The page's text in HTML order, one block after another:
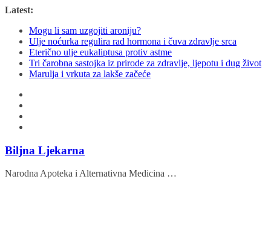
Skip
content
Latest:
Mogu li sam uzgojiti aroniju?
Ulje noćurka regulira rad hormona i čuva zdravlje srca
Eterično ulje eukaliptusa protiv astme
Tri čarobna sastojka iz prirode za zdravlje, ljepotu i dug život
Marulja i vrkuta za lakše začeće
Biljna Ljekarna
Narodna Apoteka i Alternativna Medicina …